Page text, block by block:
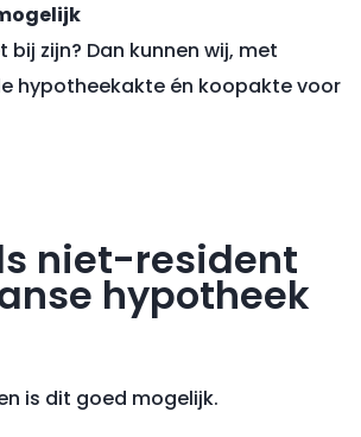
bij zijn? Dan kunnen wij, met
hypotheekakte én koopakte voor
niet-resident
hypotheek
is dit goed mogelijk.